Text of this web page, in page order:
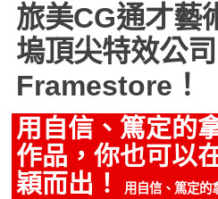
旅美CG通才藝
塢頂尖特效公司
Framestore！
用自信、篤定的
作品，你也可以
穎而出！
用自信、篤定的